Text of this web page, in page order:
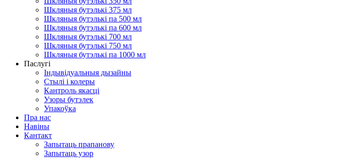
Шкляныя бутэлькі 375 мл
Шкляныя бутэлькі па 500 мл
Шкляныя бутэлькі па 600 мл
Шкляныя бутэлькі 700 мл
Шкляныя бутэлькі 750 мл
Шкляныя бутэлькі па 1000 мл
Паслугі
Індывідуальныя дызайны
Стылі і колеры
Кантроль якасці
Узоры бутэлек
Упакоўка
Пра нас
Навіны
Кантакт
Запытаць прапанову
Запытаць узор